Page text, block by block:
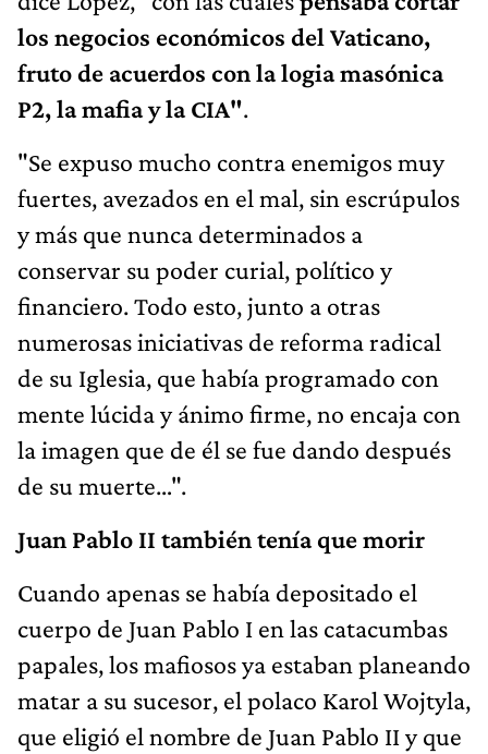
los negocios económicos del Vaticano,
fruto de acuerdos con la logia masónica
P2, la mafia y la CIA".
"Se expuso mucho contra enemigos muy
fuertes, avezados en el mal, sin escrúpulos
y más que nunca determinados a
conservar su poder curial, político y
financiero. Todo esto, junto a otras
numerosas iniciativas de reforma radical
de su Iglesia, que había programado con
mente lúcida y ánimo firme, no encaja con
la imagen que de él se fue dando después
de su muerte…".
Juan Pablo II también tenía que morir
Cuando apenas se había depositado el
cuerpo de Juan Pablo I en las catacumbas
papales, los mafiosos ya estaban planeando
matar a su sucesor, el polaco Karol Wojtyla,
que eligió el nombre de Juan Pablo II y que